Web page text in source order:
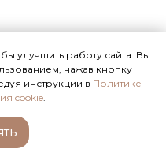
улучшить работу сайта. Вы
нажав кнопку
инструкции в Политике
cookie.